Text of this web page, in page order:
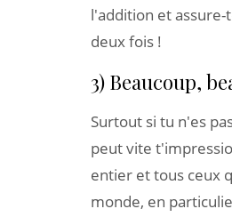
l'addition et
deux fois !
3) Beaucoup,
Surtout si tu n'es
peut vite
entier et tous ceux
monde, en